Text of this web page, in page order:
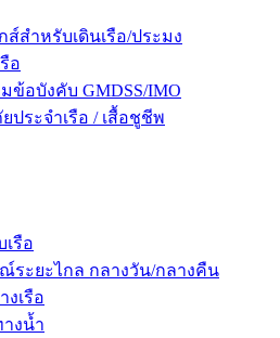
ส์สำหรับเดินเรือ/ประมง
อ
ข้อบังคับ GMDSS/IMO
ระจำเรือ / เสื้อชูชีพ
รือ
ระยะไกล กลางวัน/กลางคืน
งเรือ
งน้ำ